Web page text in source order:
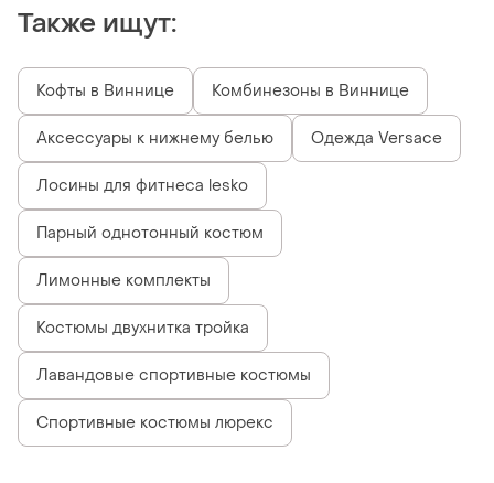
Также ищут:
Кофты в Виннице Комбинезоны в Виннице
Аксессуары к нижнему белью Одежда Versace
Лосины для фитнеса lesko
Парный однотонный костюм
Лимонные комплекты
Костюмы двухнитка тройка
Лавандовые спортивные костюмы
Спортивные костюмы люрекс